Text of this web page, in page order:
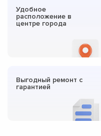
Удобное
расположение в
центре города
Выгодный ремонт с
гарантией